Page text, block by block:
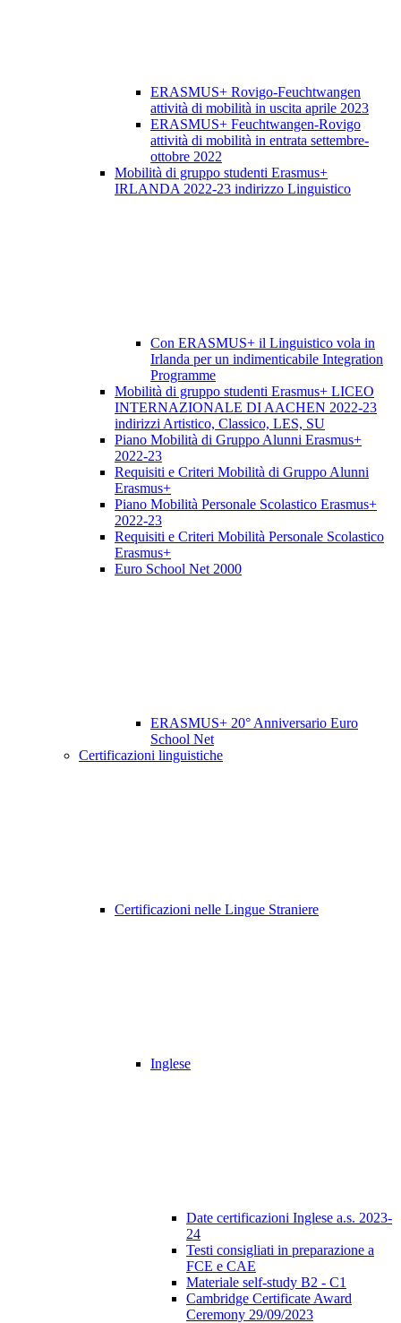
ERASMUS+ Rovigo-Feuchtwangen
attività di mobilità in uscita aprile 2023
ERASMUS+ Feuchtwangen-Rovigo
attività di mobilità in entrata settembre-
ottobre 2022
Mobilità di gruppo studenti Erasmus+
IRLANDA 2022-23 indirizzo Linguistico
Con ERASMUS+ il Linguistico vola in
Irlanda per un indimenticabile Integration
Programme
Mobilità di gruppo studenti Erasmus+ LICEO
INTERNAZIONALE DI AACHEN 2022-23
indirizzi Artistico, Classico, LES, SU
Piano Mobilità di Gruppo Alunni Erasmus+
2022-23
Requisiti e Criteri Mobilità di Gruppo Alunni
Erasmus+
Piano Mobilità Personale Scolastico Erasmus+
2022-23
Requisiti e Criteri Mobilità Personale Scolastico
Erasmus+
Euro School Net 2000
ERASMUS+ 20° Anniversario Euro
School Net
Certificazioni linguistiche
Certificazioni nelle Lingue Straniere
Inglese
Date certificazioni Inglese a.s. 2023-
24
Testi consigliati in preparazione a
FCE e CAE
Materiale self-study B2 - C1
Cambridge Certificate Award
Ceremony 29/09/2023